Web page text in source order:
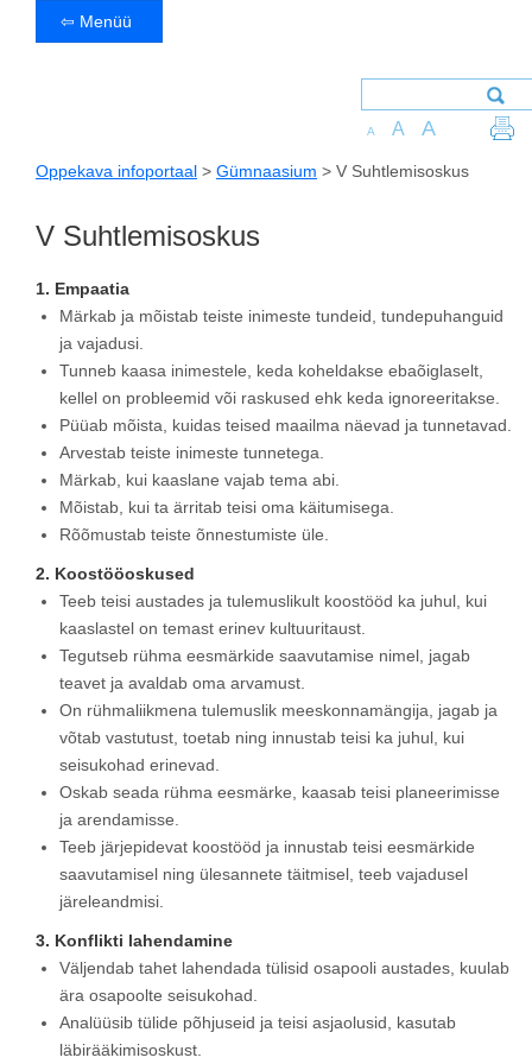
⇦ Menüü
A A A
Oppekava infoportaal > Gümnaasium > V Suhtlemisoskus
V Suhtlemisoskus
1. Empaatia
Märkab ja mõistab teiste inimeste tundeid, tundepuhanguid
ja vajadusi.
Tunneb kaasa inimestele, keda koheldakse ebaõiglaselt,
kellel on probleemid või raskused ehk keda ignoreeritakse.
Püüab mõista, kuidas teised maailma näevad ja tunnetavad.
Arvestab teiste inimeste tunnetega.
Märkab, kui kaaslane vajab tema abi.
Mõistab, kui ta ärritab teisi oma käitumisega.
Rõõmustab teiste õnnestumiste üle.
2. Koostööoskused
Teeb teisi austades ja tulemuslikult koostööd ka juhul, kui
kaaslastel on temast erinev kultuuritaust.
Tegutseb rühma eesmärkide saavutamise nimel, jagab
teavet ja avaldab oma arvamust.
On rühmaliikmena tulemuslik meeskonnamängija, jagab ja
võtab vastutust, toetab ning innustab teisi ka juhul, kui
seisukohad erinevad.
Oskab seada rühma eesmärke, kaasab teisi planeerimisse
ja arendamisse.
Teeb järjepidevat koostööd ja innustab teisi eesmärkide
saavutamisel ning ülesannete täitmisel, teeb vajadusel
järeleandmisi.
3. Konflikti lahendamine
Väljendab tahet lahendada tülisid osapooli austades, kuulab
ära osapoolte seisukohad.
Analüüsib tülide põhjuseid ja teisi asjaolusid, kasutab
läbirääkimisoskust.